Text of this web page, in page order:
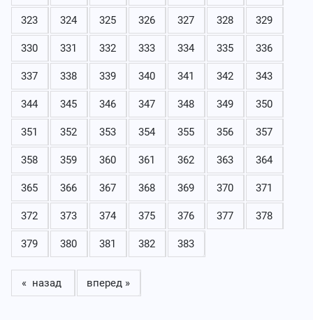
323 324 325 326 327 328 329
330 331 332 333 334 335 336
337 338 339 340 341 342 343
344 345 346 347 348 349 350
351 352 353 354 355 356 357
358 359 360 361 362 363 364
365 366 367 368 369 370 371
372 373 374 375 376 377 378
379 380 381 382 383
« назад вперед »